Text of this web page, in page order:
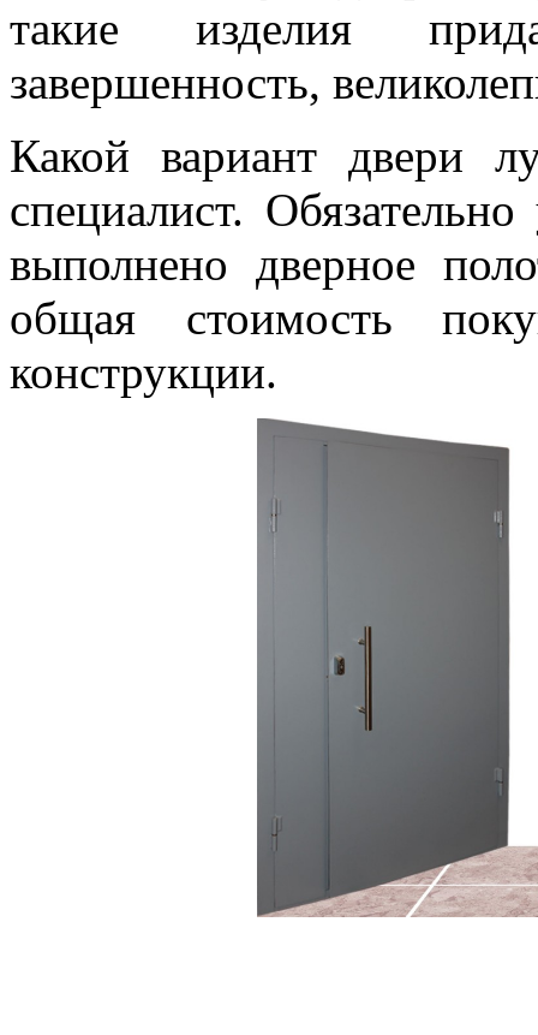
такие изделия
завершенность,
Какой вариант двери
специалист.
выполнено дверное
общая стоимость
конструкции.